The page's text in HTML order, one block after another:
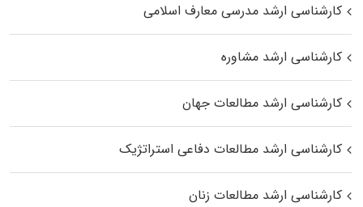
کارشناسی ارشد مدرسی معارف اسلامی
کارشناسی ارشد مشاوره
کارشناسی ارشد مطالعات جهان
کارشناسی ارشد مطالعات دفاعی استراتژیک
کارشناسی ارشد مطالعات زنان